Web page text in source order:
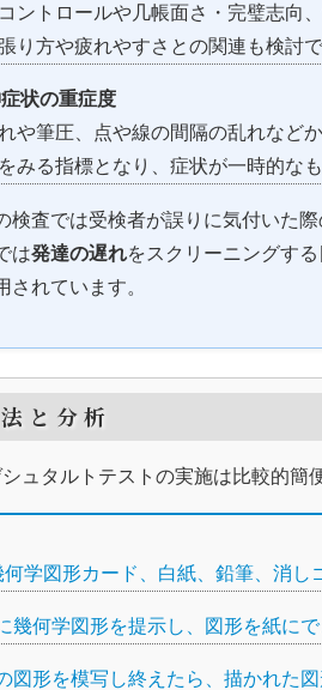
ントロールや几帳面さ・完璧志向
り方や疲れやすさとの関連も検討で
状の重症度
や筆圧、点や線の間隔の乱れなどか
みる指標となり、症状が一時的な
検査では受検者が誤りに気付いた
は発達の遅れをスクリーニングす
されています。
と分析
ュタルトテストの実施は比較的簡
学図形カード、白紙、鉛筆、消し
幾何学図形を提示し、図形を紙に
図形を模写し終えたら、描かれた